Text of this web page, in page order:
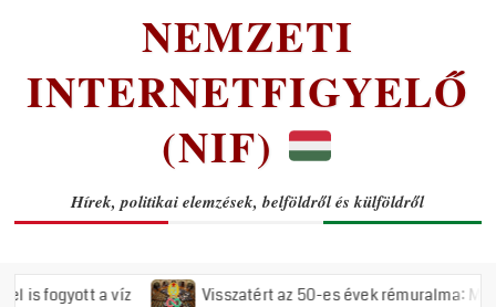
NEMZETI
INTERNETFIGYELŐ
(NIF)
Hírek, politikai elemzések, belföldről és külföldről
Visszatért az 50-es évek rémuralma: Megszavazta az